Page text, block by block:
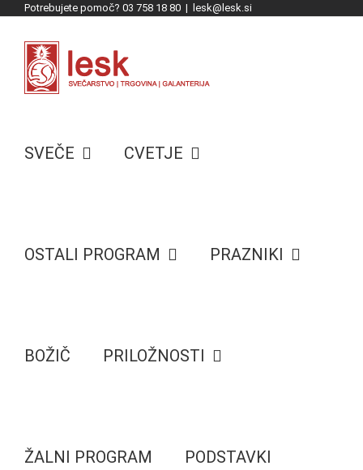
content
Potrebujete pomoč? 03 758 18 80 | lesk@lesk.si
SVEČE CVETJE
OSTALI PROGRAM PRAZNIKI
BOŽIČ PRILOŽNOSTI
ŽALNI PROGRAM PODSTAVKI